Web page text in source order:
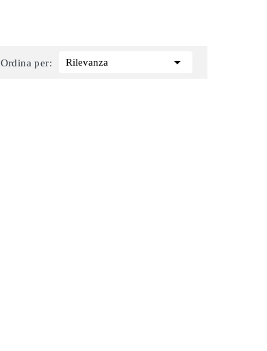
Ordina per: Rilevanza 